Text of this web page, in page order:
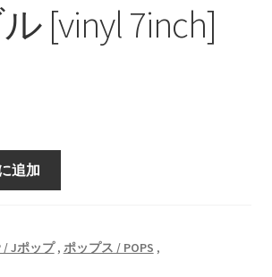
[vinyl 7inch]
追加
/ Jポップ, ポップス / POPS ,